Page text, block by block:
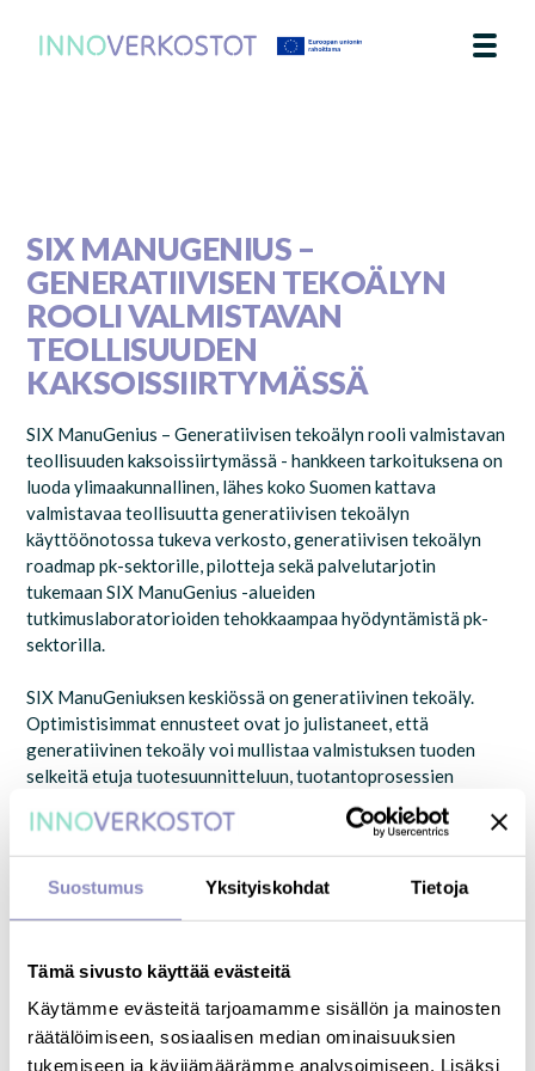
Suostumus Yksityiskohdat Tietoja
Tämä sivusto käyttää evästeitä
Käytämme evästeitä tarjoamamme sisällön ja mainosten
räätälöimiseen, sosiaalisen median ominaisuuksien
tukemiseen ja kävijämäärämme analysoimiseen. Lisäksi
AJANKOHTAISTA
SIX MANUGENIUS –
GENERATIIVISEN TEKOÄLYN
ROOLI VALMISTAVAN
TEOLLISUUDEN
KAKSOISSIIRTYMÄSSÄ
SIX ManuGenius – Generatiivisen tekoälyn rooli valmistavan
teollisuuden kaksoissiirtymässä - hankkeen tarkoituksena on
luoda ylimaakunnallinen, lähes koko Suomen kattava
valmistavaa teollisuutta generatiivisen tekoälyn
käyttöönotossa tukeva verkosto, generatiivisen tekoälyn
roadmap pk-sektorille, pilotteja sekä palvelutarjotin
tukemaan SIX ManuGenius -alueiden
tutkimuslaboratorioiden tehokkaampaa hyödyntämistä pk-
sektorilla.
SIX ManuGeniuksen keskiössä on generatiivinen tekoäly.
Optimistisimmat ennusteet ovat jo julistaneet, että
generatiivinen tekoäly voi mullistaa valmistuksen tuoden
selkeitä etuja tuotesuunnitteluun, tuotantoprosessien
dokumentaatiohallintaan ja jopa kompleksisten
alihankintaketjujen kokonaisvaltaiseen hallintaan. Parhaassa
tapauksessa tällä saadaan Suomeen kilpailuetuja ja
tuntemattomia. Pk-sektori tarvitsee soveltavaa tutkimusta,
jotta voi ottaa ensiaskelia generatiivisen tekoälyn
hyödyntämiseen omassa toiminnassa.
SIX ManuGenius tuo yhteen Tampereen